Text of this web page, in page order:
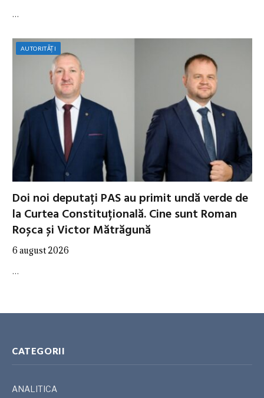
…
AUTORITĂȚI
Doi noi deputați PAS au primit undă verde de
la Curtea Constituțională. Cine sunt Roman
Roșca și Victor Mătrăgună
6 august 2026
…
CATEGORII
ANALITICA